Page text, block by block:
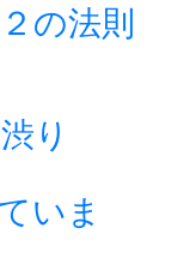
の法則
り
いま